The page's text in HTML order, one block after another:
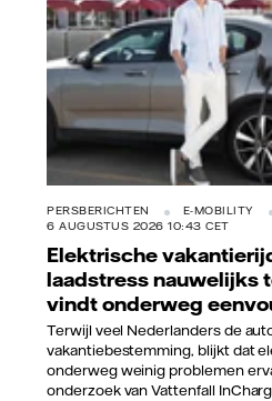
PERSBERICHTEN
E-MOBILITY
6 AUGUSTUS 2026 10:43 CET
Elektrische
laadstress nauwelijks
vindt onderweg
Terwijl veel Nederlanders de
vakantiebestemming, blijkt dat
onderweg weinig problemen
onderzoek van Vattenfall